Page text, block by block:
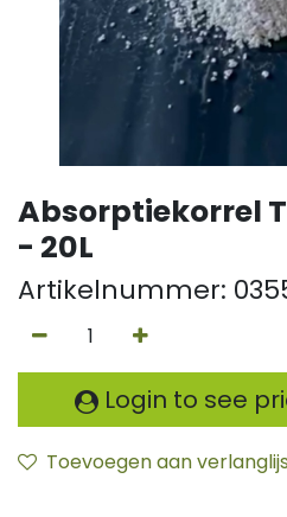
Absorptiekorrel
- 20L
Artikelnummer:
Login to see
Toevoegen aan